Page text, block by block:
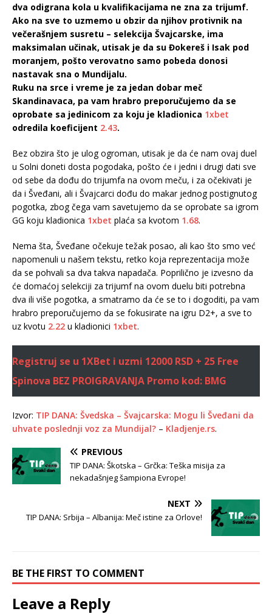
dva odigrana kola u kvalifikacijama ne zna za trijumf.
Ako na sve to uzmemo u obzir da njihov protivnik na
večerašnjem susretu – selekcija Švajcarske, ima
maksimalan učinak, utisak je da su Đokereš i Isak pod
moranjem, pošto verovatno samo pobeda donosi
nastavak sna o Mundijalu.
Ruku na srce i vreme je za jedan dobar meč
Skandinavaca, pa vam hrabro preporučujemo da se
oprobate sa jedinicom za koju je kladionica 1xbet
odredila koeficijent 2.43.
Bez obzira što je ulog ogroman, utisak je da će nam ovaj duel
u Solni doneti dosta pogodaka, pošto će i jedni i drugi dati sve
od sebe da dođu do trijumfa na ovom meču, i za očekivati je
da i Šveđani, ali i Švajcarci dođu do makar jednog postignutog
pogotka, zbog čega vam savetujemo da se oprobate sa igrom
GG koju kladionica 1xbet plaća sa kvotom 1.68.
Nema šta, Šveđane očekuje težak posao, ali kao što smo već
napomenuli u našem tekstu, retko koja reprezentacija može
da se pohvali sa dva takva napadača. Poprilično je izvesno da
će domaćoj selekciji za trijumf na ovom duelu biti potrebna
dva ili više pogotka, a smatramo da će se to i dogoditi, pa vam
hrabro preporučujemo da se fokusirate na igru D2+, a sve to
uz kvotu 2.22 u kladionici 1xbet.
Registruj se u 1XBet i uzmi 12000 RSD + 25 Free
Spinova BEZ PROIGRAVANJA Promo kod: BMG
Izvor: TIP DANA: Švedska – Švajcarska: Mogu li Šveđani da
uhvate poslednji voz za Mundijal? – Kladjenje.rs.
PREVIOUS
TIP DANA: Škotska – Grčka: Teška misija za
nekadašnjeg šampiona Evrope!
NEXT
TIP DANA: Srbija – Albanija: Meč istine za Orlove!
BE THE FIRST TO COMMENT
Leave a Reply